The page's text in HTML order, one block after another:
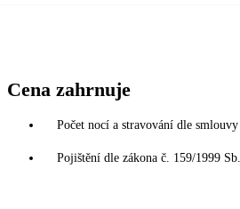
Cena zahrnuje
Počet nocí a stravování dle smlouvy
Pojištění dle zákona č. 159/1999 Sb.